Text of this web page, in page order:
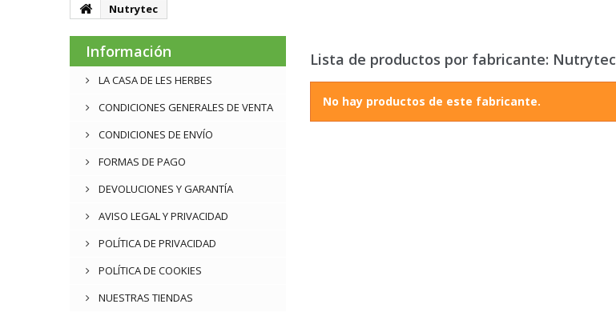
Nutrytec
Información
LA CASA DE LES HERBES
CONDICIONES GENERALES DE VENTA
CONDICIONES DE ENVÍO
FORMAS DE PAGO
DEVOLUCIONES Y GARANTÍA
AVISO LEGAL Y PRIVACIDAD
POLÍTICA DE PRIVACIDAD
POLÍTICA DE COOKIES
NUESTRAS TIENDAS
Lista de productos por fabricante: Nutrytec
No hay productos de este fabricante.